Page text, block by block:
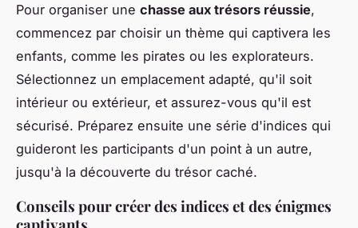
Pour organiser une chasse aux trésors réussie,
commencez par choisir un thème qui captivera les
enfants, comme les pirates ou les explorateurs.
Sélectionnez un emplacement adapté, qu'il soit
intérieur ou extérieur, et assurez-vous qu'il est
sécurisé. Préparez ensuite une série d'indices qui
guideront les participants d'un point à un autre,
jusqu'à la découverte du trésor caché.
Conseils pour créer des indices et des énigmes